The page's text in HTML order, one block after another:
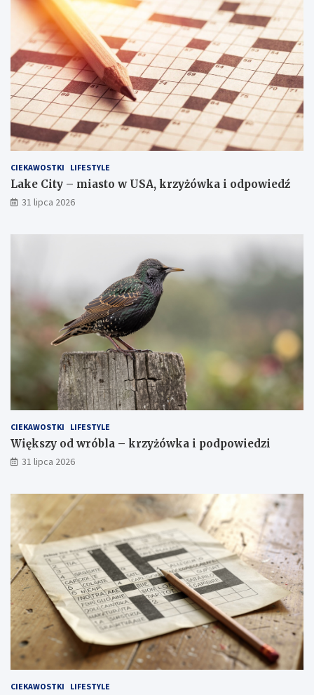
CIEKAWOSTKI LIFESTYLE
Lake City – miasto w USA, krzyżówka i odpowiedź
31 lipca 2026
CIEKAWOSTKI LIFESTYLE
Większy od wróbla – krzyżówka i podpowiedzi
31 lipca 2026
CIEKAWOSTKI LIFESTYLE